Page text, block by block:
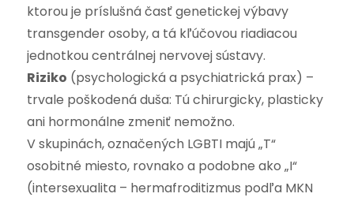
ktorou je príslušná časť genetickej výbavy
transgender osoby, a tá kľúčovou riadiacou
jednotkou centrálnej nervovej sústavy.
Riziko (psychologická a psychiatrická prax) –
trvale poškodená duša: Tú chirurgicky, plasticky
ani hormonálne zmeniť nemožno.
V skupinách, označených LGBTI majú „T“
osobitné miesto, rovnako a podobne ako „I“
(intersexualita – hermafroditizmus podľa MKN